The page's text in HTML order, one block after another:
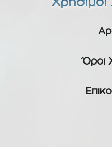
Όροι